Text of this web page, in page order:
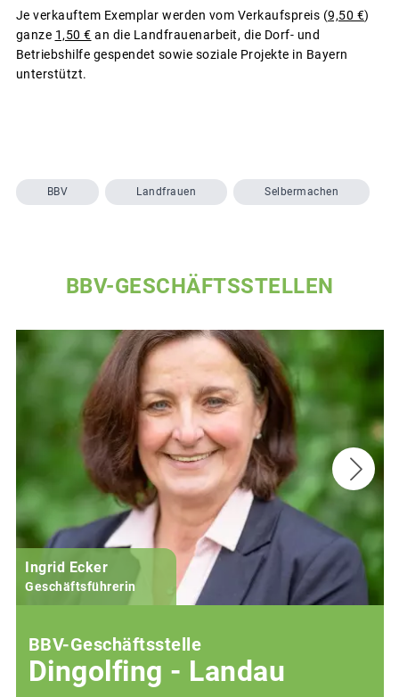
Je verkauftem Exemplar werden vom Verkaufspreis (9,50 €)
ganze 1,50 € an die Landfrauenarbeit, die Dorf- und
Betriebshilfe gespendet sowie soziale Projekte in Bayern
unterstützt.
BBV Landfrauen Selbermachen
BBV-GESCHÄFTSSTELLEN
Ingrid Ecker
Geschäftsführerin
BBV-Geschäftsstelle
Dingolfing - Landau